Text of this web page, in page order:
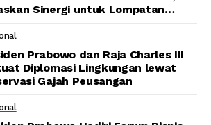
Sinergi untuk Lompatan
Prabowo dan Raja Charles III
Diplomasi Lingkungan lewat
Gajah Peusangan